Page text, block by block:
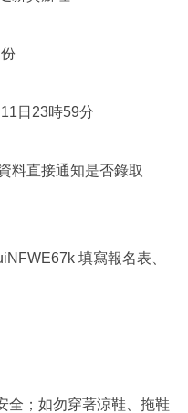
日23時59分
料直接通知是否錄取
填寫報名表、
全；如勿穿著涼鞋、拖鞋